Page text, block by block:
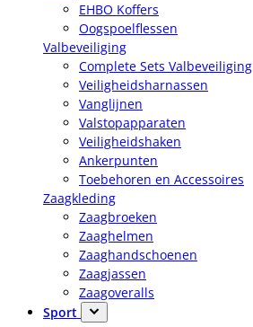
EHBO Koffers
Oogspoelflessen
Valbeveiliging
Complete Sets Valbeveiliging
Veiligheidsharnassen
Vanglijnen
Valstopapparaten
Veiligheidshaken
Ankerpunten
Toebehoren en Accessoires
Zaagkleding
Zaagbroeken
Zaaghelmen
Zaaghandschoenen
Zaagjassen
Zaagoveralls
Sport